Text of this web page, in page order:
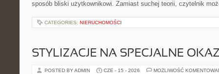
sposób bliski użytkownikowi. Zamiast suchej teorii, czytelnik
CATEGORIES: NIERUCHOMOŚCI
STYLIZACJE NA SPECJALNE
POSTED BY ADMIN CZE - 15 - 2026 MOŻLIWOŚĆ